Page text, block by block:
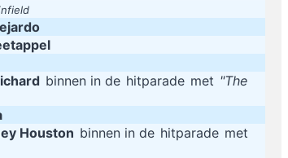
binnen in de hitparade met "The
Houston binnen in de hitparade met